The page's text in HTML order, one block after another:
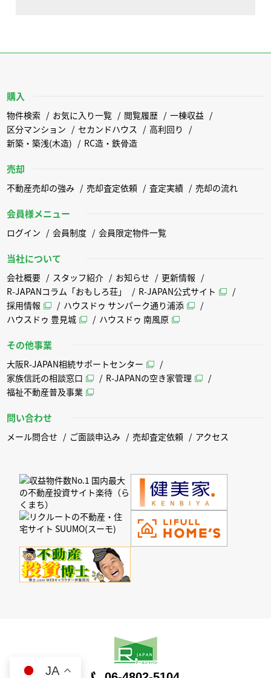
購入
物件検索 お気に入り一覧 閲覧履歴
一棟収益
区分マンション
セカンドハウス
高利回り
新築・築浅(木造)
RC造・鉄骨造
売却
不動産売却の強み 売却査定依頼 査定実績 売却の流れ
会員様メニュー
ログイン 会員制度 会員限定物件一覧
当社について
会社概要 スタッフ紹介 お知らせ
更新情報
R-JAPANコラム「おもしろ荘」
R-JAPAN公式サイト
採用情報
ハウスドゥ サンパーク通り浦添
ハウスドゥ 豊見城
ハウスドゥ 南風原
その他事業
大阪R-JAPAN相続サポートセンター
家族信託の相談窓口
R-JAPANの空き家管理
福祉不動産普及事業
問い合わせ
メール問合せ ご面談申込み 売却査定依頼 アクセス
JA